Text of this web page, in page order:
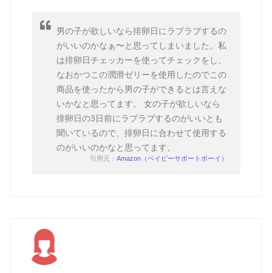
男の子が欲しいなら排卵日にラブラブするの
がいいのかなぁ〜と思ってしまいました。私
は排卵日チェッカーを使ってチェックをし、
なおかつこの潤滑ゼリーを使用したのでこの
商品を使ったから男の子ができるとは言えな
いかなと思ってます。 女の子が欲しいなら
排卵日の3日前にラブラブするのがいいとも
聞いているので、排卵日に合わせて使用する
のがいいのかなと思ってます。
引用元：Amazon（ベイビーサポートボーイ）